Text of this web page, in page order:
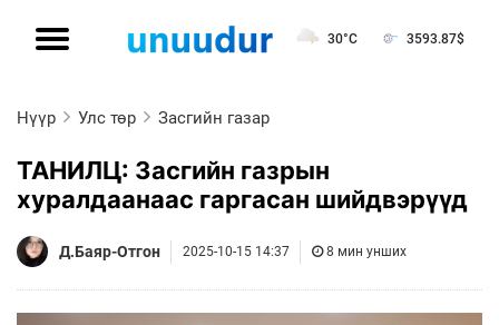
30°C 3593.87$
Нүүр Улс төр Засгийн газар
ТАНИЛЦ: Засгийн газрын
хуралдаанаас гаргасан шийдвэрүүд
Д.Баяр-Отгон 2025-10-15 14:37 8 мин унших